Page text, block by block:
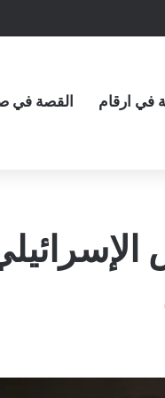
في ارقام القصة في